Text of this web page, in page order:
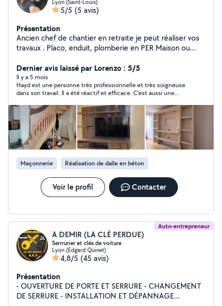
Lyon (Saint-Louis)
5/5 (5 avis)
Présentation
Ancien chef de chantier en retraite je peut réaliser vos
travaux . Placo, enduit, plomberie en PER Maison ou
carrelage, parquet, tout type de menuiserie, tout type
de maçonnerie, pose tout type cuisine équipée ou
éléments séparément, Etc. Ne me contactez pas pour
l'électricité merci à tous
Dernier avis laissé par Lorenzo : 5/5
Il y a 5 mois
Hayd est une personne très professionnelle et très soigneuse
dans son travail. Il a été réactif et efficace. C'est aussi une
Maçonnerie Réalisation de dalle en béton
Voir le profil Contacter
Auto-entrepreneur
A DEMIR (LA CLÉ PERDUE)
Serrrurier et clés de voiture
Lyon (Edgard Quinet)
4,8/5 (45 avis)
Présentation
- OUVERTURE DE PORTE ET SERRURE - CHANGEMENT
DE SERRURE - INSTALLATION ET DÉPANNAGE